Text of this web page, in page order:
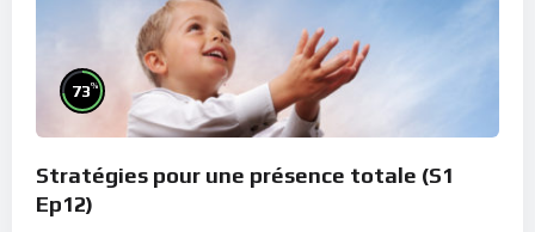
73%
Stratégies pour une présence totale (S1
Ep12)